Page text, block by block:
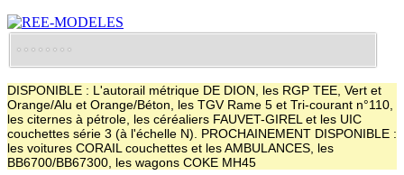
DISPONIBLE : L'autorail métrique DE DION, les RGP TEE, Vert et
Orange/Alu et Orange/Béton, les TGV Rame 5 et Tri-courant n°110,
les citernes à pétrole, les céréaliers FAUVET-GIREL et les UIC
couchettes série 3 (à l'échelle N). PROCHAINEMENT DISPONIBLE :
les voitures CORAIL couchettes et les AMBULANCES, les
BB6700/BB67300, les wagons COKE MH45